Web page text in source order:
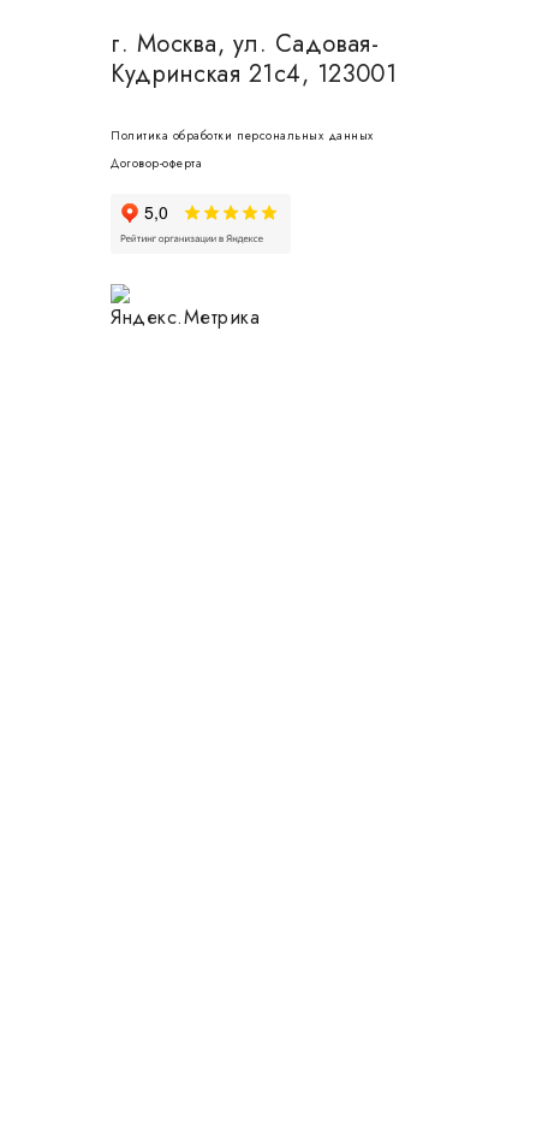
г. Москва, ул. Садовая-
Кудринская 21с4, 123001
Политика обработки персональных данных
Договор-оферта